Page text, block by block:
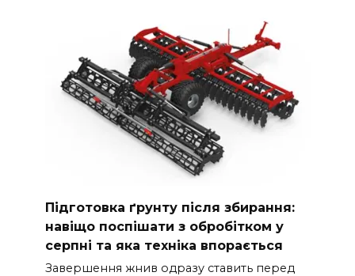
Підготовка ґрунту після збирання:
навіщо поспішати з обробітком у
серпні та яка техніка впорається
Завершення жнив одразу ставить перед